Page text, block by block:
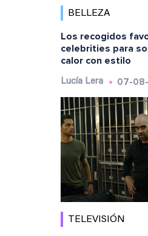
BELLEZA
Los recogidos
celebrities para
calor con estilo
Lucía Lera 07-
TELEVISIÓN